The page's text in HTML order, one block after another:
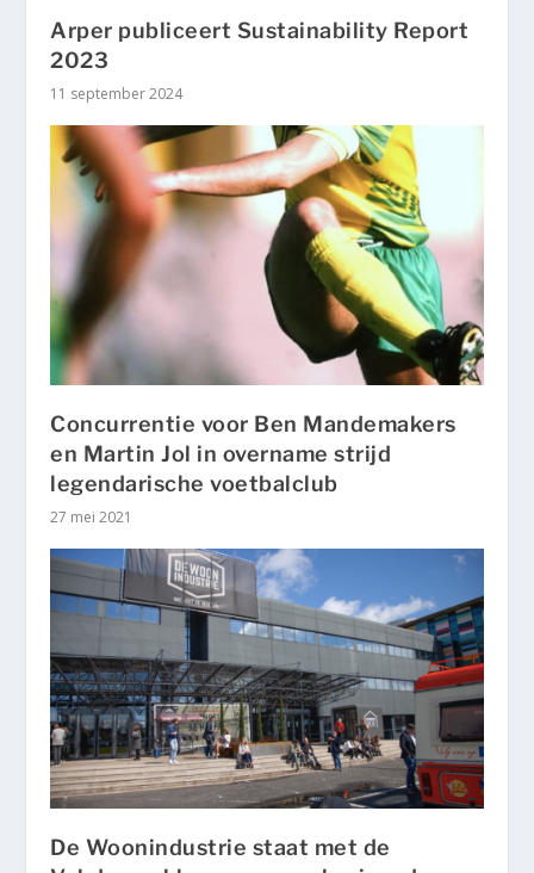
Arper publiceert Sustainability Report
2023
11 september 2024
Concurrentie voor Ben Mandemakers
en Martin Jol in overname strijd
legendarische voetbalclub
27 mei 2021
De Woonindustrie staat met de